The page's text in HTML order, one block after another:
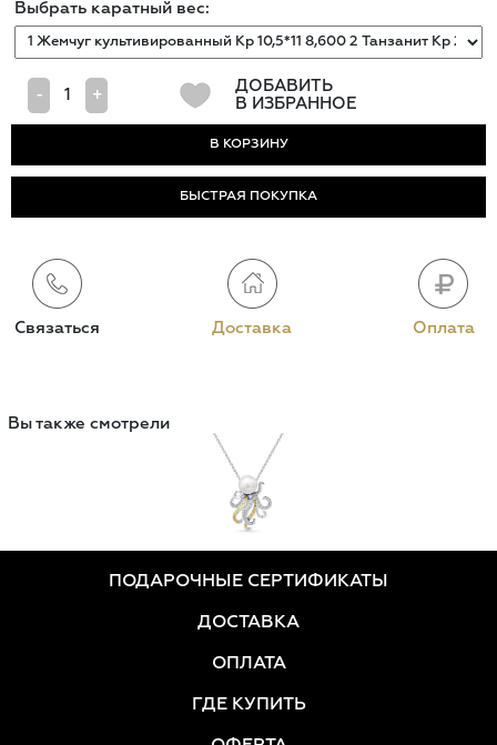
Выбрать каратный вес:
- +
ДОБАВИТЬ
В ИЗБРАННОЕ
БЫСТРАЯ ПОКУПКА
Связаться Доставка Оплата
Вы также смотрели
ПОДАРОЧНЫЕ СЕРТИФИКАТЫ
ДОСТАВКА
ОПЛАТА
ГДЕ КУПИТЬ